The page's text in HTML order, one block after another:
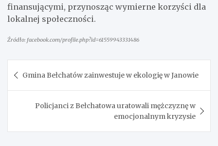
finansującymi, przynosząc wymierne korzyści dla
lokalnej społeczności.
Źródło: facebook.com/profile.php?id=61559943331486
wpisu
Gmina Bełchatów zainwestuje w ekologię w Janowie
Policjanci z Bełchatowa uratowali mężczyznę w
emocjonalnym kryzysie